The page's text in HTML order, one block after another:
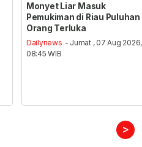
Monyet Liar Masuk
Pemukiman di Riau Puluhan
Orang Terluka
Dailynews - Jumat , 07 Aug 2026,
08:45 WIB
>